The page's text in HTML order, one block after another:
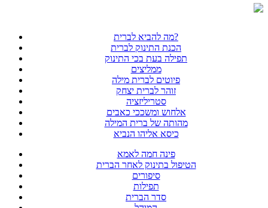
מה להביא לברית?
הכנת התינוק לברית
תפילה בעת בכי התינוק
ממליצים
פיוטים לברית מילה
זוהר לברית יצחק
סטריליזציה
אלחוש ומשככי כאבים
מהותה של ברית המילה
כיסא אליהו הנביא
פינה חמה לאמא
הטיפול בתינוק לאחר הברית
סיפורים
תפילות
סדר הברית